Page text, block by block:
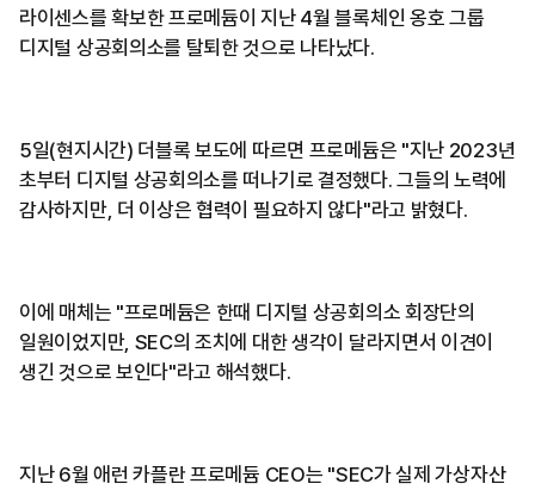
라이센스를 확보한 프로메듐이 지난 4월 블록체인 옹호 그룹
디지털 상공회의소를 탈퇴한 것으로 나타났다.
5일(현지시간) 더블록 보도에 따르면 프로메듐은 "지난 2023년
초부터 디지털 상공회의소를 떠나기로 결정했다. 그들의 노력에
감사하지만, 더 이상은 협력이 필요하지 않다"라고 밝혔다.
이에 매체는 "프로메듐은 한때 디지털 상공회의소 회장단의
일원이었지만, SEC의 조치에 대한 생각이 달라지면서 이견이
생긴 것으로 보인다"라고 해석했다.
지난 6월 애런 카플란 프로메듐 CEO는 "SEC가 실제 가상자산